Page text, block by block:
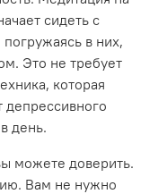
сидеть с
в них,
Это не требует
которая
депрессивного
день.
можете доверить.
Вам не нужно